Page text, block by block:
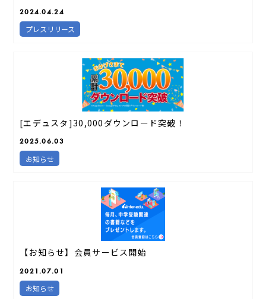
2024.04.24
プレスリリース
[エデュスタ]30,000ダウンロード突破！
2025.06.03
お知らせ
【お知らせ】会員サービス開始
2021.07.01
お知らせ